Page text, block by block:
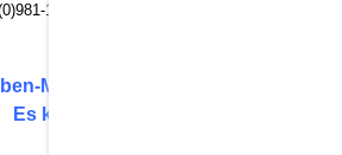
Maße für dieses Modell sind
Es können in Ausnahmefällen auch